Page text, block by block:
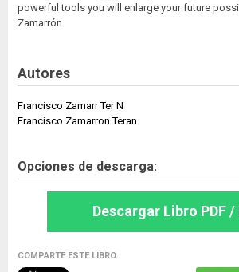
powerful tools you will enlarge your future
Zamarrón
Autores
Francisco Zamarr Ter N
Francisco Zamarron Teran
Opciones de descarga:
Descargar Libro PDF /
COMPARTE ESTE LIBRO: